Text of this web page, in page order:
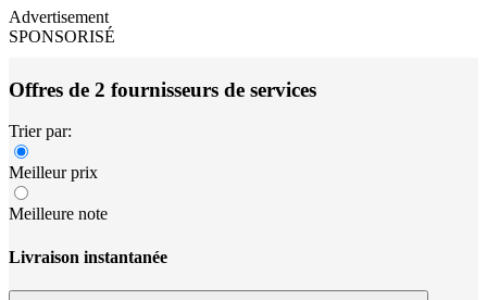
Advertisement
SPONSORISÉ
Offres de 2 fournisseurs de services
Trier par:
Meilleur prix
Meilleure note
Livraison instantanée